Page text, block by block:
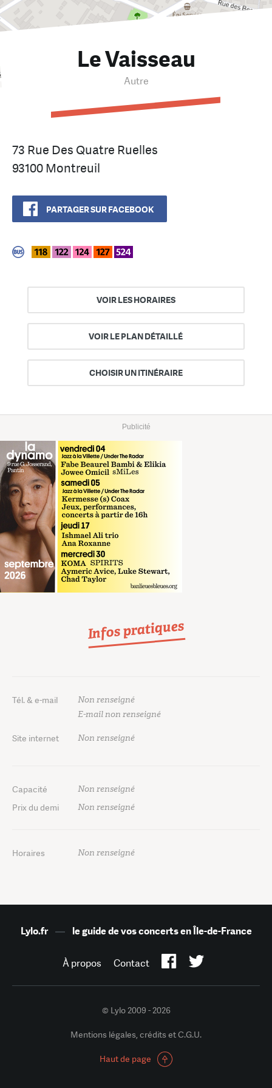
Le Vaisseau
Autre
73 Rue Des Quatre Ruelles
93100 Montreuil
PARTAGER SUR FACEBOOK
VOIR LES HORAIRES
VOIR LE PLAN DÉTAILLÉ
CHOISIR UN ITINÉRAIRE
Publicité
Infos pratiques
Tél. & e-mail
Non renseigné
E-mail non renseigné
Site internet Non renseigné
Capacité Non renseigné
Prix du demi Non renseigné
Horaires Non renseigné
Lylo.fr— le guide de vos concerts en Île-de-France
À propos Contact
© Lylo 2009 - 2026
Mentions légales, crédits et C.G.U.
Haut de page